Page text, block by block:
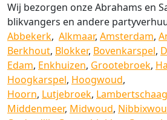
Wij bezorgen onze Abrahams en
blikvangers en andere
Abbekerk, Alkmaar, Amsterdam,
Berkhout, Blokker, Bovenkarspel,
Edam, Enkhuizen, Grootebroek,
Hoogkarspel, Hoogwoud,
Hoorn, Lutjebroek, Lambertschaag
Middenmeer, Midwoud,